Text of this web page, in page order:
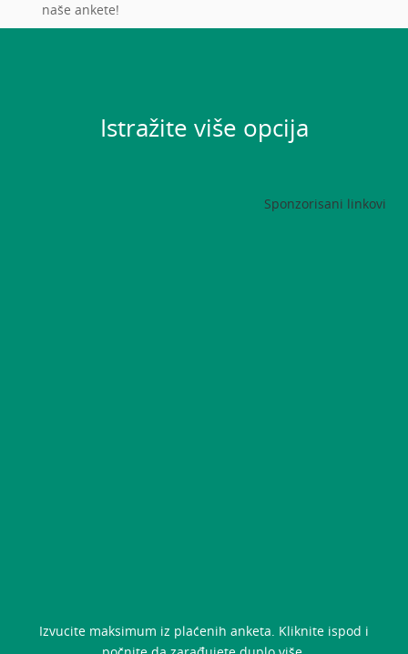
naše ankete!
Istražite više opcija
Sponzorisani linkovi
Izvucite maksimum iz plaćenih anketa. Kliknite ispod i